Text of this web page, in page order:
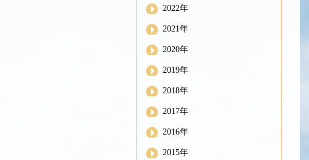
2022年
2021年
2020年
2019年
2018年
2017年
2016年
2015年